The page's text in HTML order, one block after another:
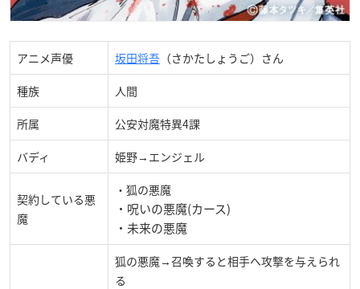
アニメ声優 坂田将吾 （さかたしょうご）さん
種族 人間
所属 公安対魔特異4課
バディ 姫野→エンジェル
契約している悪
魔
・狐の悪魔
・呪いの悪魔(カース)
・未来の悪魔
狐の悪魔→召喚すると相手へ攻撃を与えられ
る